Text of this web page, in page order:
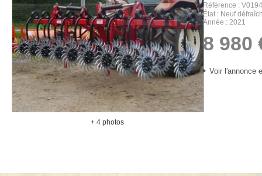
+ 4 photos
Référence
V0194
État
Neuf
Année
2021
8 980
Voir l'annonce